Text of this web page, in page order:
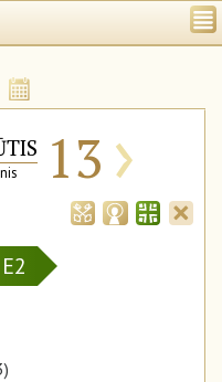
13 ›
E2